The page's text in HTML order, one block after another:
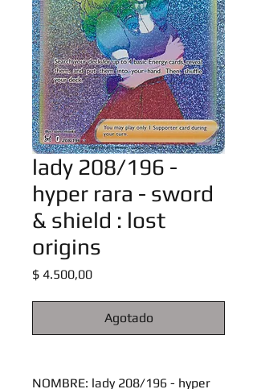
lady 208/196 -
hyper rara - sword
& shield : lost
origins
$ 4.500,00Precio
Agotado
NOMBRE: lady 208/196 - hyper